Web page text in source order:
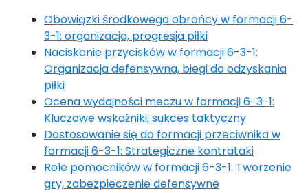
Obowiązki środkowego obrońcy w formacji 6-
3-1: organizacja, progresja piłki
Naciskanie przycisków w formacji 6-3-1:
Organizacja defensywna, biegi do odzyskania
piłki
Ocena wydajności meczu w formacji 6-3-1:
Kluczowe wskaźniki, sukces taktyczny
Dostosowanie się do formacji przeciwnika w
formacji 6-3-1: Strategiczne kontrataki
Role pomocników w formacji 6-3-1: Tworzenie
gry, zabezpieczenie defensywne